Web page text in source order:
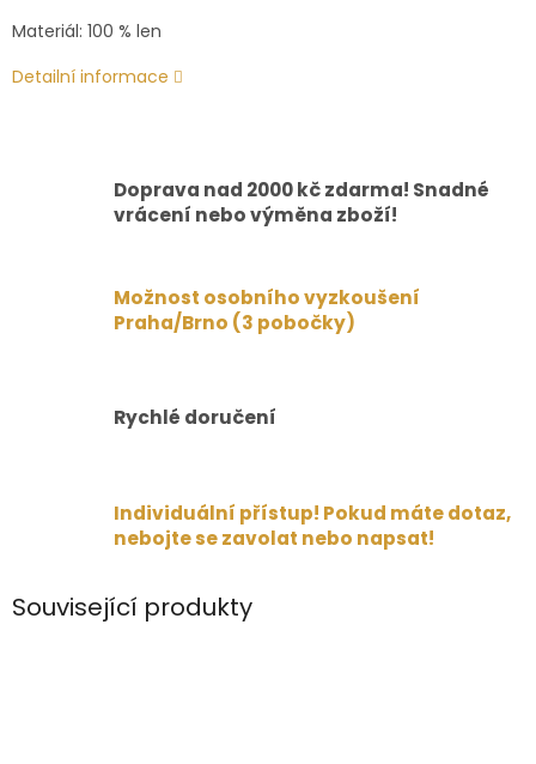
Materiál: 100 % len
Detailní informace
Doprava nad 2000 kč zdarma! Snadné
vrácení nebo výměna zboží!
Možnost osobního vyzkoušení
Praha/Brno (3 pobočky)
Rychlé doručení
Individuální přístup! Pokud máte dotaz,
nebojte se zavolat nebo napsat!
Související produkty